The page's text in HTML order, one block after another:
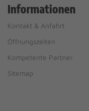
Informationen
Kontakt & Anfahrt
Öffnungszeiten
Kompetente Partner
Sitemap